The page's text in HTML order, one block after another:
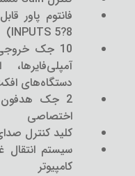
INPUTS 5?8)
دستگاه‌های
اختصاصی
کلید کنترل
سیستم انتقال
کامپیوتر